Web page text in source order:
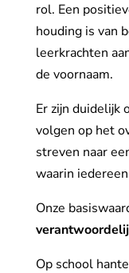
rol. Een
houding is van
leerkrachten
de voornaam.
Er zijn duidelijk
volgen op het
streven naar
waarin
Onze
Op school